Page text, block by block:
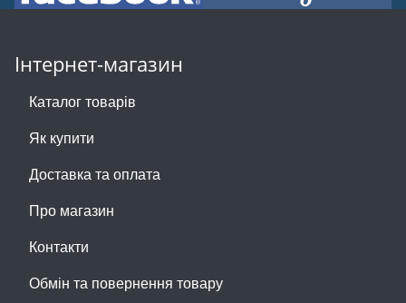
Інтернет-магазин
Каталог товарів
Як купити
Доставка та оплата
Про магазин
Контакти
Обмін та повернення товару